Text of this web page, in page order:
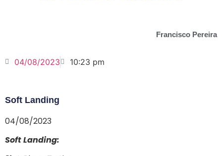
Francisco Pereira
04/08/2023 10:23 pm
Soft Landing
04/08/2023
Soft Landing: